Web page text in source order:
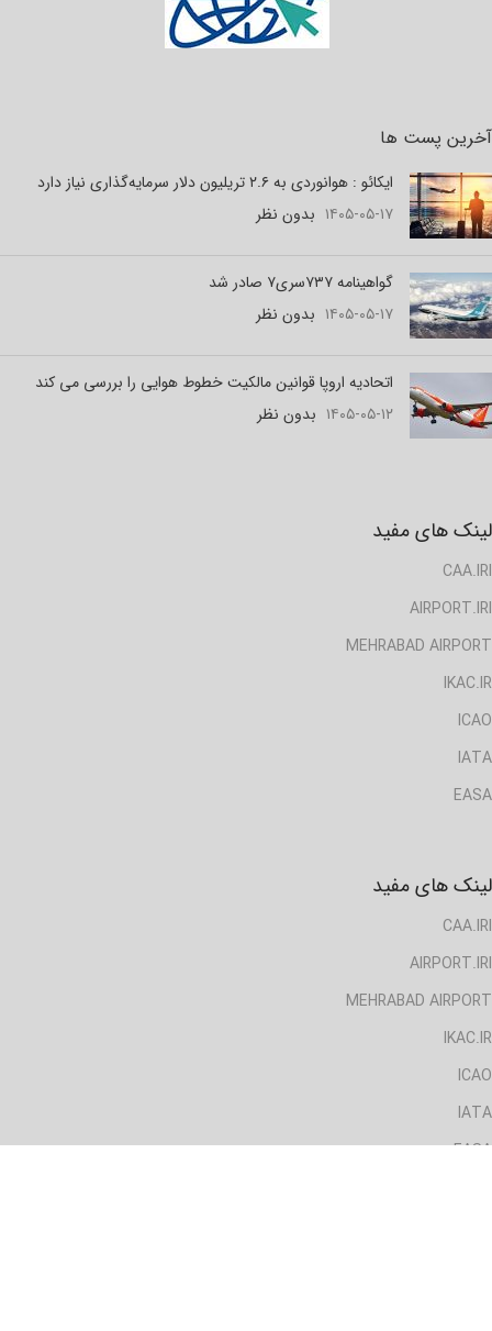
آخرین پست ها
ایکائو : هوانوردی به ۲.۶ تریلیون دلار سرمایه‌گذاری نیاز دارد
۱۴۰۵-۰۵-۱۷ بدون نظر
گواهینامه ۷۳۷سری۷ صادر شد
۱۴۰۵-۰۵-۱۷ بدون نظر
اتحادیه اروپا قوانین مالکیت خطوط هوایی را بررسی می کند
۱۴۰۵-۰۵-۱۲ بدون نظر
لینک های مفید
CAA.IRI
AIRPORT.IRI
MEHRABAD AIRPORT
IKAC.IR
ICAO
IATA
EASA
لینک های مفید
CAA.IRI
AIRPORT.IRI
MEHRABAD AIRPORT
IKAC.IR
ICAO
IATA
EASA